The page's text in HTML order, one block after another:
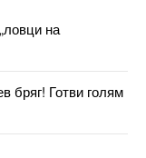
на
бряг! Готви голям